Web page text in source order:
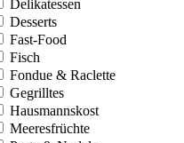
Delikatessen
Desserts
Fast-Food
Fisch
Fondue & Raclette
Gegrilltes
Hausmannskost
Meeresfrüchte